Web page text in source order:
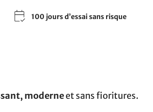
100 jours d’essai sans risque
moderneet sans fioritures.